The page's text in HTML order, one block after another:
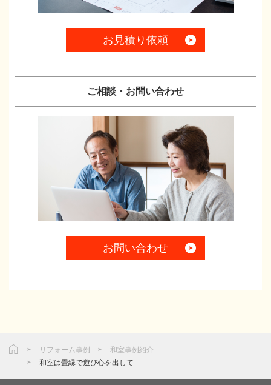
お見積り依頼
ご相談・お問い合わせ
お問い合わせ
リフォーム事例
和室事例紹介
和室は畳縁で遊び心を出して